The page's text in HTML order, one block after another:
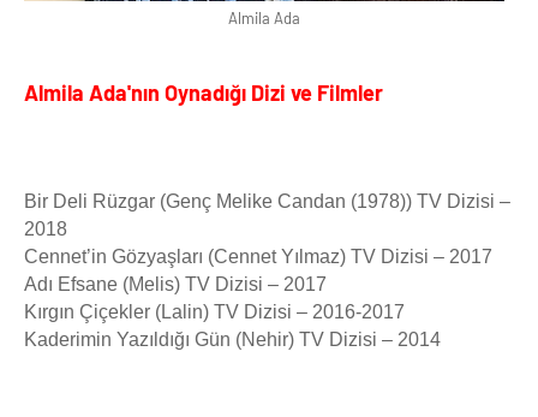
Almila Ada
Almila Ada'nın Oynadığı Dizi ve Filmler
Bir Deli Rüzgar (Genç Melike Candan (1978)) TV Dizisi –
2018
Cennet’in Gözyaşları (Cennet Yılmaz) TV Dizisi – 2017
Adı Efsane (Melis) TV Dizisi – 2017
Kırgın Çiçekler (Lalin) TV Dizisi – 2016-2017
Kaderimin Yazıldığı Gün (Nehir) TV Dizisi – 2014